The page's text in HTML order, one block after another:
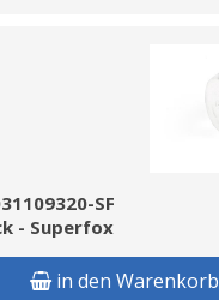
SF
- Superfox
in den Warenkorb